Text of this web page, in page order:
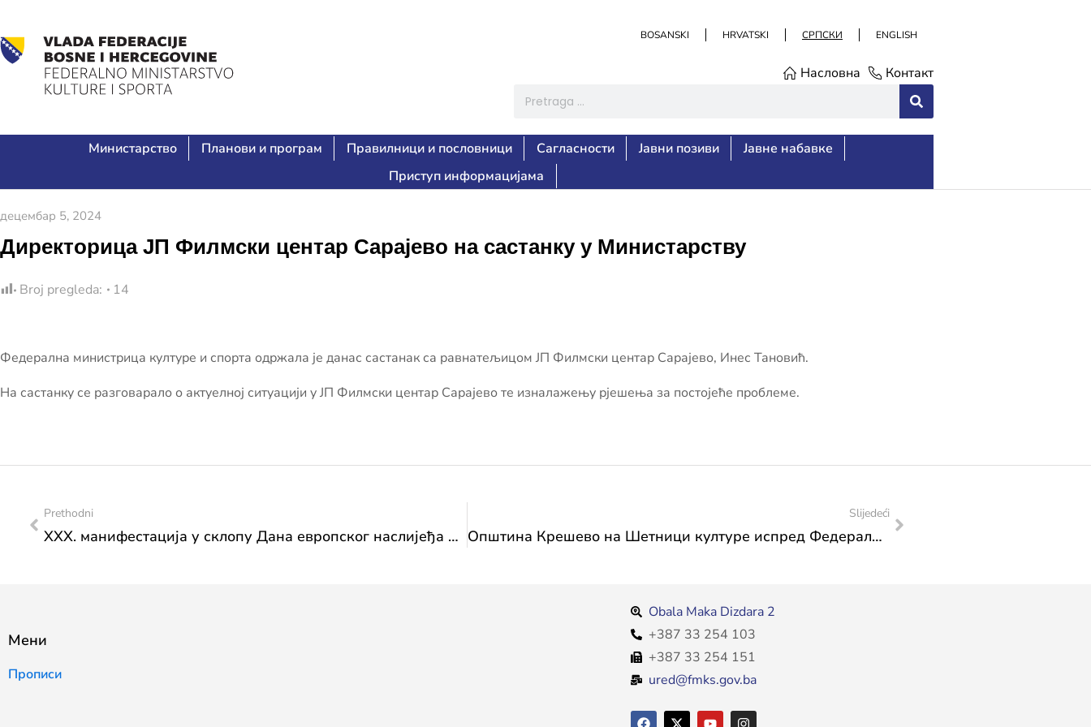
BOSANSKI HRVATSKI СРПСКИ ENGLISH
Насловна Контакт
Министарство Планови и програм Правилници и пословници Сагласности Јавни позиви
Јавне набавке
Приступ информацијама
децембар 5, 2024
Директорица ЈП Филмски центар Сарајево на састанку у Министарству
Broj pregleda: 14
Федерална министрица културе и спорта одржала је данас састанак са равнатељицом ЈП Филмски центар Сарајево, Инес Тановић.
На састанку се разговарало о актуелној ситуацији у ЈП Филмски центар Сарајево те изналажењу рјешења за постојеће проблеме.
Prethodni
XXX. манифестација у склопу Дана европског наслијеђа 2024. – наступ Музичке школе из Љубушког
Slijedeći
Општина Крешево на Шетници културе испред Федералног министарства културе и спорта
Мени
Прописи
Obala Maka Dizdara 2
+387 33 254 103
+387 33 254 151
ured@fmks.gov.ba